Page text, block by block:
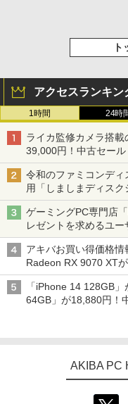
ト
アクセスランキン
1時間 24時
ライカ監修カメラ搭
39,000円！中古セール
令和のファミコンデ
用「しましまディスク
ゲーミングPC専門店
レゼントを求めるユ
アキバお買い得価格情
Radeon RX 9070 XT
型モニターが9,801円
「iPhone 14 128GB
64GB」が18,880円！
AKIBA PC